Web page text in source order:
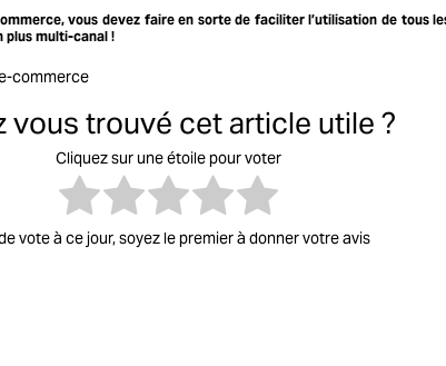
vous devez faire en sorte de faciliter l’utilisation de tous
plus multi-canal !
vous trouvé cet article utile ?
Cliquez sur une étoile pour voter
vote à ce jour, soyez le premier à donner votre avis